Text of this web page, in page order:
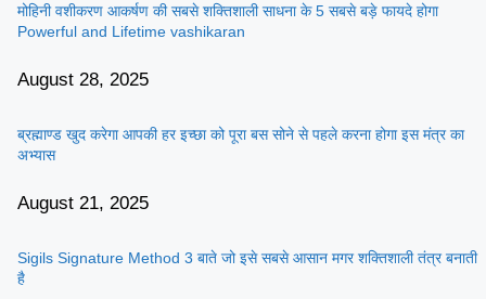
मोहिनी वशीकरण आकर्षण की सबसे शक्तिशाली साधना के 5 सबसे बड़े फायदे होगा
Powerful and Lifetime vashikaran
August 28, 2025
ब्रह्माण्ड खुद करेगा आपकी हर इच्छा को पूरा बस सोने से पहले करना होगा इस मंत्र का
अभ्यास
August 21, 2025
Sigils Signature Method 3 बाते जो इसे सबसे आसान मगर शक्तिशाली तंत्र बनाती
है